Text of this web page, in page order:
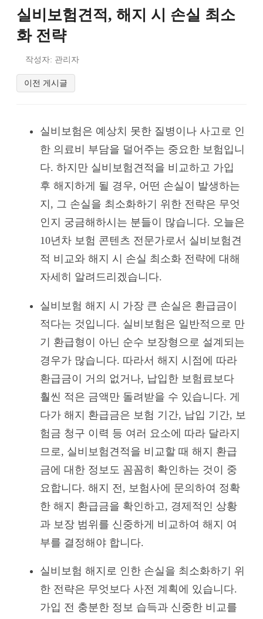
실비보험견적, 해지 시 손실 최소
화 전략
작성자: 관리자
이전 게시글
실비보험은 예상치 못한 질병이나 사고로 인
한 의료비 부담을 덜어주는 중요한 보험입니
다. 하지만 실비보험견적을 비교하고 가입
후 해지하게 될 경우, 어떤 손실이 발생하는
지, 그 손실을 최소화하기 위한 전략은 무엇
인지 궁금해하시는 분들이 많습니다. 오늘은
10년차 보험 콘텐츠 전문가로서 실비보험견
적 비교와 해지 시 손실 최소화 전략에 대해
자세히 알려드리겠습니다.
실비보험 해지 시 가장 큰 손실은 환급금이
적다는 것입니다. 실비보험은 일반적으로 만
기 환급형이 아닌 순수 보장형으로 설계되는
경우가 많습니다. 따라서 해지 시점에 따라
환급금이 거의 없거나, 납입한 보험료보다
훨씬 적은 금액만 돌려받을 수 있습니다. 게
다가 해지 환급금은 보험 기간, 납입 기간, 보
험금 청구 이력 등 여러 요소에 따라 달라지
므로, 실비보험견적을 비교할 때 해지 환급
금에 대한 정보도 꼼꼼히 확인하는 것이 중
요합니다. 해지 전, 보험사에 문의하여 정확
한 해지 환급금을 확인하고, 경제적인 상황
과 보장 범위를 신중하게 비교하여 해지 여
부를 결정해야 합니다.
실비보험 해지로 인한 손실을 최소화하기 위
한 전략은 무엇보다 사전 계획에 있습니다.
가입 전 충분한 정보 습득과 신중한 비교를